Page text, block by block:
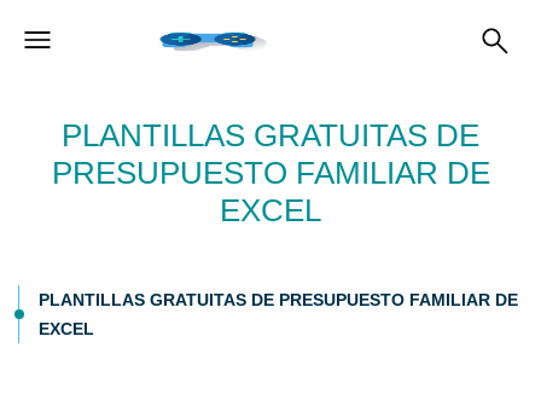
PLANTILLAS GRATUITAS DE
PRESUPUESTO FAMILIAR DE
EXCEL
PLANTILLAS GRATUITAS DE PRESUPUESTO FAMILIAR DE
EXCEL